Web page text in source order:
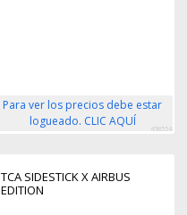
Para ver los precios debe estar
logueado. CLIC AQUÍ
458554
TCA SIDESTICK X AIRBUS
EDITION